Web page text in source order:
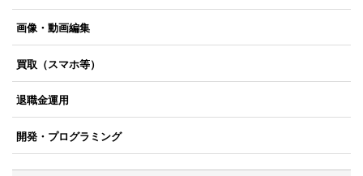
画像・動画編集
買取（スマホ等）
退職金運用
開発・プログラミング